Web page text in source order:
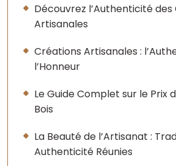
Découvrez l’Authenticité
Artisanales
Créations Artisanales :
l’Honneur
Le Guide Complet sur le Prix
Bois
La Beauté de l’Artisanat :
Authenticité Réunies